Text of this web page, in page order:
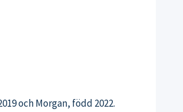
och Morgan, född 2022.